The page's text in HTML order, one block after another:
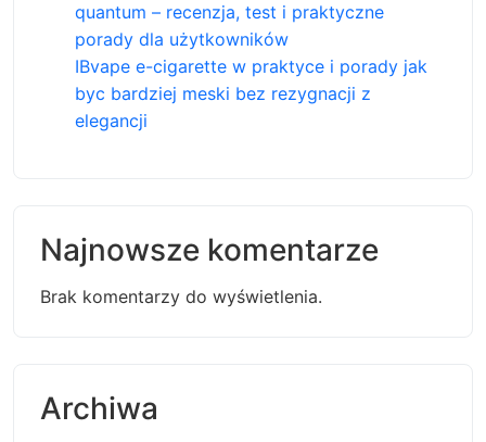
quantum – recenzja, test i praktyczne
porady dla użytkowników
IBvape e-cigarette w praktyce i porady jak
byc bardziej meski bez rezygnacji z
elegancji
Najnowsze komentarze
Brak komentarzy do wyświetlenia.
Archiwa